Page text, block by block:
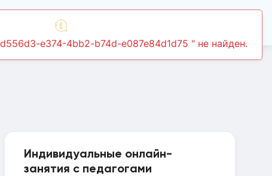
Индивидуальные онлайн-
занятия с педагогами